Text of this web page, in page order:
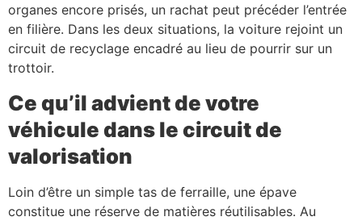
organes encore prisés, un rachat peut précéder l’entrée
en filière. Dans les deux situations, la voiture rejoint un
circuit de recyclage encadré au lieu de pourrir sur un
trottoir.
Ce qu’il advient de votre
véhicule dans le circuit de
valorisation
Loin d’être un simple tas de ferraille, une épave
constitue une réserve de matières réutilisables. Au